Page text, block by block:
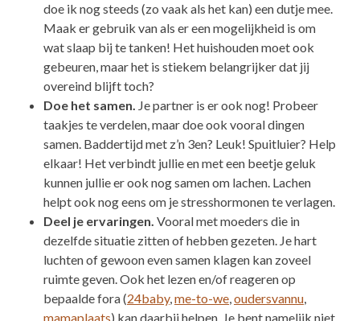
doe ik nog steeds (zo vaak als het kan) een dutje mee.
Maak er gebruik van als er een mogelijkheid is om
wat slaap bij te tanken! Het huishouden moet ook
gebeuren, maar het is stiekem belangrijker dat jij
overeind blijft toch?
Doe het samen. Je partner is er ook nog! Probeer
taakjes te verdelen, maar doe ook vooral dingen
samen. Baddertijd met z’n 3en? Leuk! Spuitluier? Help
elkaar! Het verbindt jullie en met een beetje geluk
kunnen jullie er ook nog samen om lachen. Lachen
helpt ook nog eens om je stresshormonen te verlagen.
Deel je ervaringen. Vooral met moeders die in
dezelfde situatie zitten of hebben gezeten. Je hart
luchten of gewoon even samen klagen kan zoveel
ruimte geven. Ook het lezen en/of reageren op
bepaalde fora (24baby,me-to-we,oudersvannu,
mamaplaats) kan daarbij helpen. Je bent namelijk niet